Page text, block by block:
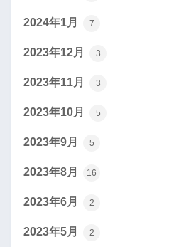
2024年1月 7
2023年12月 3
2023年11月 3
2023年10月 5
2023年9月 5
2023年8月 16
2023年6月 2
2023年5月 2